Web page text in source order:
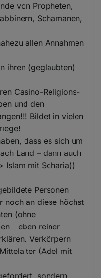
von Propheten,
Schamanen,
allen Annahmen
ihren (geglaubten)
Casino-Religions-
und den
Bildet in vielen
dass es sich um
Land – dann auch
Islam mit Scharia))
Personen
noch an diese höchst
(ohne
- eben reiner
Verkörpern
(Adel mit
sondern